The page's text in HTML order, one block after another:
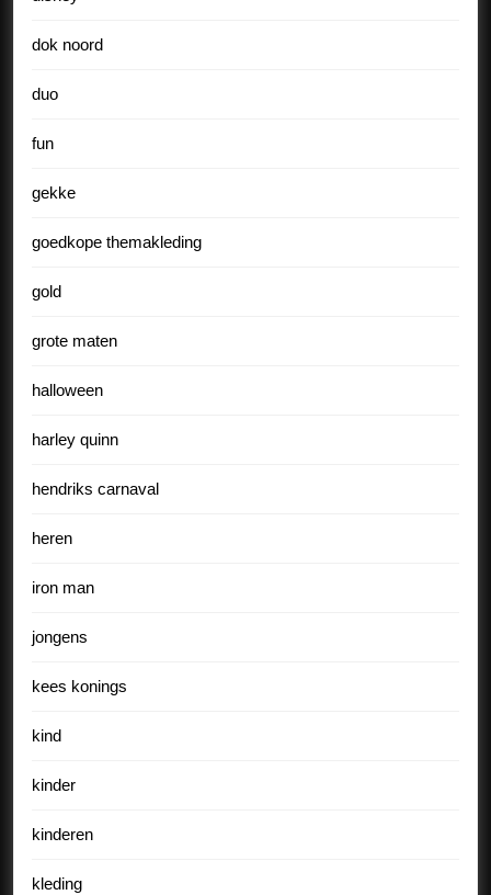
dok noord
duo
fun
gekke
goedkope themakleding
gold
grote maten
halloween
harley quinn
hendriks carnaval
heren
iron man
jongens
kees konings
kind
kinder
kinderen
kleding